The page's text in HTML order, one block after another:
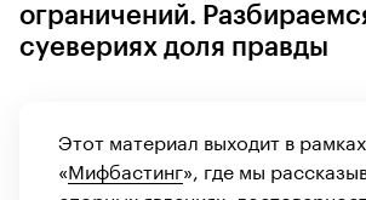
ограничений.
суевериях доля правды
Этот материал выходит в
«Мифбастинг», где мы